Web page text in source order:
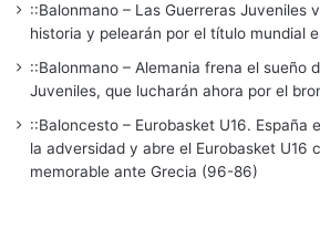
::Balonmano – Las Guerreras Juveniles
historia y pelearán por el título mundial
::Balonmano – Alemania frena el sueño
Juveniles, que lucharán ahora por el
::Baloncesto – Eurobasket U16. España
la adversidad y abre el Eurobasket U16
memorable ante Grecia (96-86)